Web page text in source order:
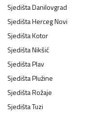
SjedištaDanilovgrad
SjedištaHerceg Novi
SjedištaKotor
SjedištaNikšić
SjedištaPlav
SjedištaPlužine
SjedištaRožaje
SjedištaTuzi